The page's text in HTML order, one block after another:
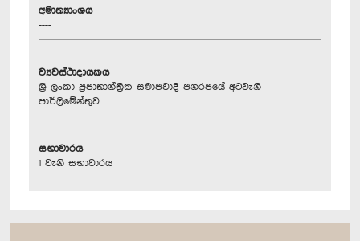
අමාත්‍යාංශය
----
ව්‍යවස්ථාදායකය
ශ්‍රී ලංකා ප්‍රජාතාන්ත්‍රික සමාජවාදී ජනරජයේ අටවැනි
පාර්ලිමේන්තුව
සභාවාරය
1 වැනි සභාවාරය